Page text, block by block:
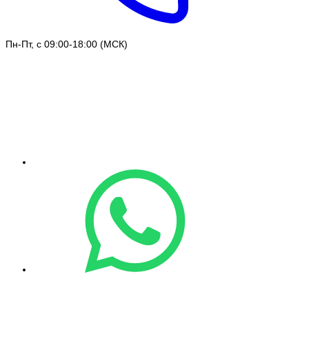
Пн-Пт, с 09:00-18:00 (МСК)